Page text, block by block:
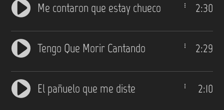
2:30
Me contaron que estay chueco
2:29
Tengo Que Morir Cantando
2:10
El pañuelo que me diste